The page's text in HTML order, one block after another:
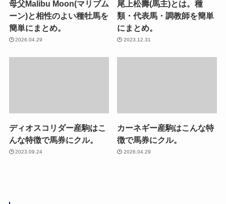
母父Malibu Moon(マリブム
ーン)と相性のよい種牡馬を
簡単にまとめ。
2026.04.29
尾上松壽(馬主)とは。種
類・代表馬・調教師を簡単
にまとめ。
2023.12.31
ディオスコリダー産駒はこ
んな特徴で馬券にクル。
2023.09.24
カーネギー産駒はこんな特
徴で馬券にクル。
2026.04.29